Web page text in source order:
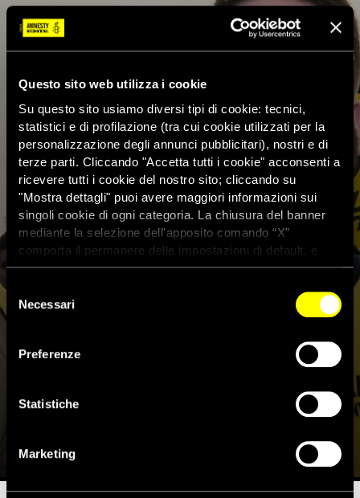
Questo sito web utilizza i cookie
Su questo sito usiamo diversi tipi di cookie: tecnici,
statistici e di profilazione (tra cui cookie utilizzati per la
personalizzazione degli annunci pubblicitari), nostri e di
terze parti. Cliccando "Accetta tutti i cookie" acconsenti a
ricevere tutti i cookie del nostro sito; cliccando su
"Mostra dettagli" puoi avere maggiori informazioni sui
singoli cookie di ogni categoria. La chiusura del banner
mediante la selezione dell'apposito comando “X”
comporta il permanere delle impostazioni di default, e
dunque la continuazione della navigazione con i cookie
dei cookie attivi sul sito clicca
Selezione
del
consenso
Necessari
Preferenze
Statistiche
Marketing
Ungheria, censura di stato sulle
denunce di Amnesty e Human
Rights Watch
2 Dicembre 2019